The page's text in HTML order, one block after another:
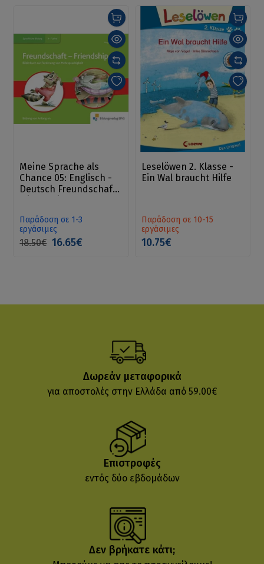
Meine Sprache als
Chance 05: Englisch -
Deutsch Freundschaft/
Παράδοση σε 1-3
εργάσιμες
18.50€ 16.65€
Leselöwen 2. Klasse -
Ein Wal braucht Hilfe
Παράδοση σε 10-15
εργάσιμες
10.75€
Δωρεάν μεταφορικά
για αποστολές στην Ελλάδα από 59.00€
Επιστροφές
εντός δύο εβδομάδων
Δεν βρήκατε κάτι;